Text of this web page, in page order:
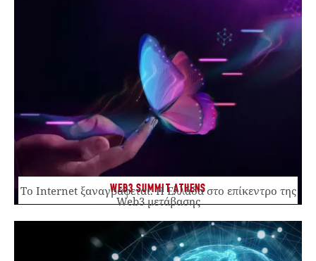
WEB3 SUMMIT ATHENS
Το Internet ξαναγράφεται. Η Ελλάδα στο επίκεντρο της
Web3 μετάβασης